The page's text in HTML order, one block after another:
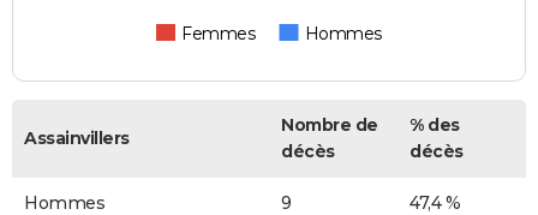
Femmes Hommes
Assainvillers
Nombre de
décès
% des
décès
Hommes 9 47,4 %